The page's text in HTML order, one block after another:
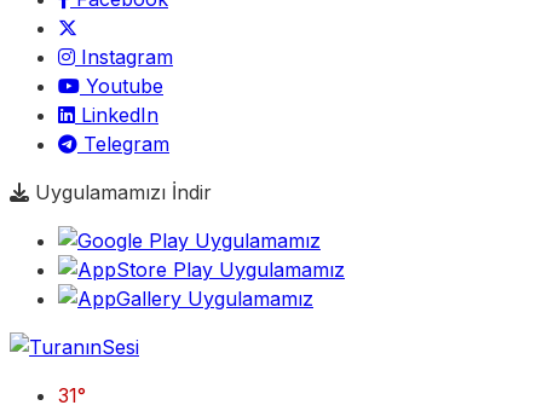
Instagram
Youtube
LinkedIn
Telegram
Uygulamamızı İndir
31°